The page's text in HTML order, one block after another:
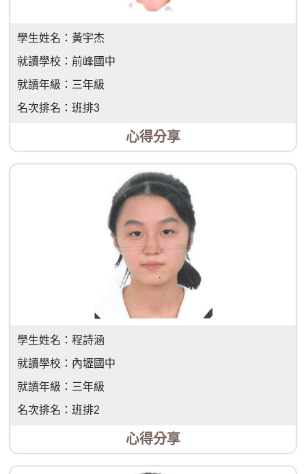
學生姓名： 黃宇杰
就讀學校： 前峰國中
就讀年級： 三年級
名次排名： 班排3
心得分享
學生姓名： 程詩涵
就讀學校： 內壢國中
就讀年級： 三年級
名次排名： 班排2
心得分享